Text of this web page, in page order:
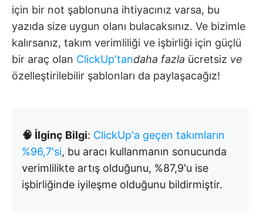
için bir not şablonuna ihtiyacınız varsa, bu
yazıda size uygun olanı bulacaksınız. Ve bizimle
kalırsanız, takım verimliliği ve işbirliği için güçlü
bir araç olan ClickUp'tandaha fazla ücretsiz ve
özelleştirilebilir şablonları da paylaşacağız!
🧠 İlginç Bilgi: ClickUp'a geçen takımların
%96,7'si, bu aracı kullanmanın sonucunda
verimlilikte artış olduğunu, %87,9'u ise
işbirliğinde iyileşme olduğunu bildirmiştir.